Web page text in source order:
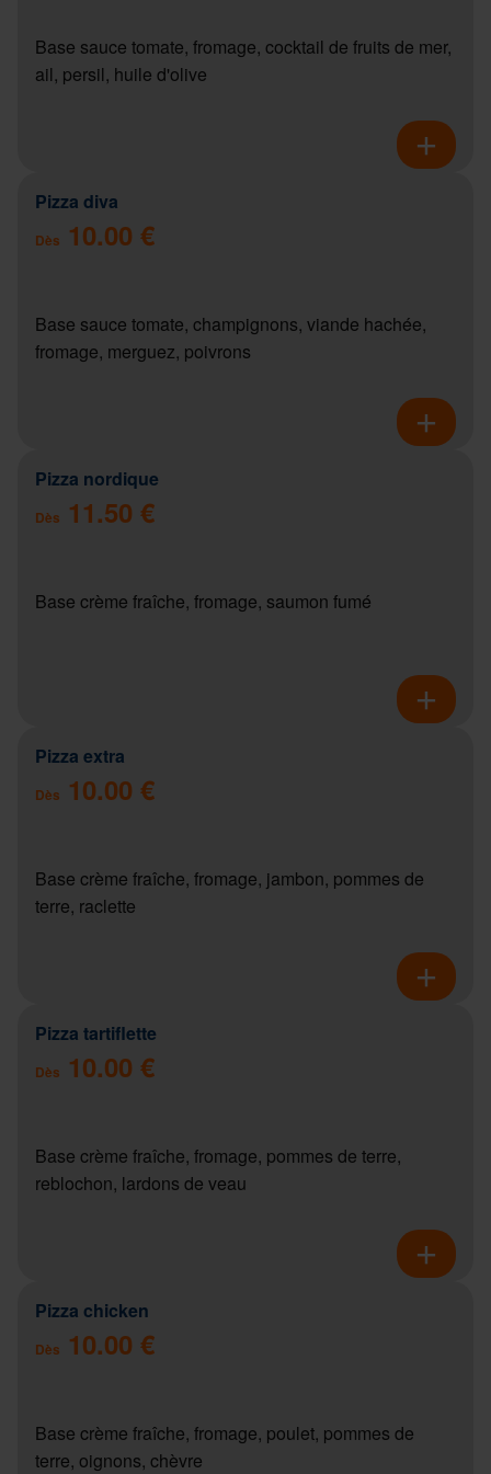
Base sauce tomate, fromage, cocktail de fruits de mer,
ail, persil, huile d'olive
Pizza diva
Dès 10.00 €
Base sauce tomate, champignons, viande hachée,
fromage, merguez, poivrons
Pizza nordique
Dès 11.50 €
Base crème fraîche, fromage, saumon fumé
Pizza extra
Dès 10.00 €
Base crème fraîche, fromage, jambon, pommes de
terre, raclette
Pizza tartiflette
Dès 10.00 €
Base crème fraîche, fromage, pommes de terre,
reblochon, lardons de veau
Pizza chicken
Dès 10.00 €
Base crème fraîche, fromage, poulet, pommes de
terre, oignons, chèvre